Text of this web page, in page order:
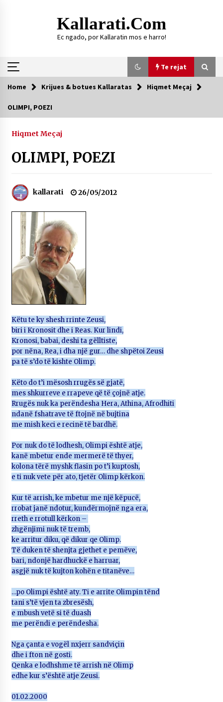
Kallarati.com
Ec ngado, por Kallaratin mos e harro!
Te rejat
Te rejat
SHOQATËS “KALLARATI”
Gazeta Kallarati nr. 118
SI U ARRIT TË REALIZOHEJ PERLA FOLKLORIKE
“JANINËS Ç’I PANË SYTË”
06/06/2026
NË KALLARAT, NË “FSHATIN E DJEGUR” U
ZHVILLUA EDICIONI I TRETË I PIKNIKU
PRANVEROR
26/05/2026
Gazeta Kallarati nr. 117
03/05/2026
28/01/2026
Mbi kockat e martirëve ngrihet Atdheu
17/10/2025
14/10/2025
Faksimilet e një 83 vjetori lufte: Çfarë shkruan
Vexhi Buharaja për Heroin e Popullit, Mumin
Selami.
KALLARATI NË AKSIONET KOMBËTARE PËR
RINDËRTIMIN E VENDIT – NGA ÇIZE XHAFERAJ
22/09/2025
– ËNGJËLL HASIMAJ – “KUJTIMET E MIA PËR
KALLARATIN SI MËSUES I MATEMATIKËS, POR
EDHE SI NJË BANOR I PËRKOHSHËM I TIJ”
12/09/2025
Gazeta Kallarati nr. 114
06/02/2025
Home Krijues & botues Kallaratas Hiqmet Meçaj
OLIMPI, POEZI
Hiqmet Meçaj
OLIMPI, POEZI
kallarati 26/05/2012
Këtu te ky shesh rrinte Zeusi,
biri i Kronosit dhe i Reas. Kur lindi,
Kronosi, babai, deshi ta gëlltiste,
por nëna, Rea, i dha një gur… dhe shpëtoi Zeusi
pa të s’do të kishte Olimp.
Këto do t’i mësosh rrugës së gjatë,
mes shkurreve e rrapeve që të çojnë atje.
Rrugës nuk ka perëndesha Hera, Athina, Afrodhiti
ndanë fshatrave të ftojnë në bujtina
me mish keci e recinë të bardhë.
Por nuk do të lodhesh, Olimpi është atje,
kanë mbetur ende mermerë të thyer,
kolona tërë myshk flasin po t’i kuptosh,
e ti nuk vete për ato, tjetër Olimp kërkon.
Kur të arrish, ke mbetur me një këpucë,
rrobat janë ndotur, kundërmojnë nga era,
rreth e rrotull kërkon –
zhgënjimi nuk të tremb,
ke arritur diku, që dikur qe Olimp.
Të duken të shenjta gjethet e pemëve,
bari, ndonjë hardhuckë e harruar,
asgjë nuk të kujton kohën e titanëve…
…po Olimpi është aty. Ti e arrite Olimpin tënd
tani s’të vjen ta zbresësh,
e mbush vetë si të duash
me perëndi e perëndesha.
Nga çanta e vogël nxjerr sandviçin
dhe i fton në gosti.
Qenka e lodhshme të arrish në Olimp
edhe kur s’është atje Zeusi.
01.02.2000